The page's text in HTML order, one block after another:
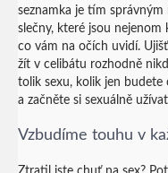
seznamka je tím správným
slečny, které jsou nejenom
co vám na očích uvidí.
žít v celibátu rozhodně
tolik sexu, kolik jen budete
a začněte si sexuálně
Vzbudíme touhu v